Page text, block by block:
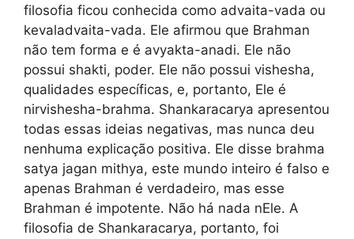
filosofia ficou conhecida como advaita-vada ou
kevaladvaita-vada. Ele afirmou que Brahman
não tem forma e é avyakta-anadi. Ele não
possui shakti, poder. Ele não possui vishesha,
qualidades específicas, e, portanto, Ele é
nirvishesha-brahma. Shankaracarya apresentou
todas essas ideias negativas, mas nunca deu
nenhuma explicação positiva. Ele disse brahma
satya jagan mithya, este mundo inteiro é falso e
apenas Brahman é verdadeiro, mas esse
Brahman é impotente. Não há nada nEle. A
filosofia de Shankaracarya, portanto, foi